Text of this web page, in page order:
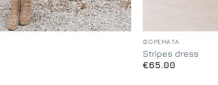
ΦΟΡΈΜΑΤΑ
Stripes dress
€65.00